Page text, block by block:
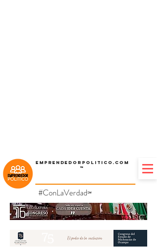
Emprendedorpolitico.com
™
#ConLaVerdad℠